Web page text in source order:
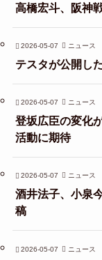
高橋宏斗、阪神
2026-05-07 ニュース
テスタが公開し
2026-05-07 ニュース
登坂広臣の変化
活動に期待
2026-05-07 ニュース
酒井法子、小泉
稿
2026-05-07 ニュース